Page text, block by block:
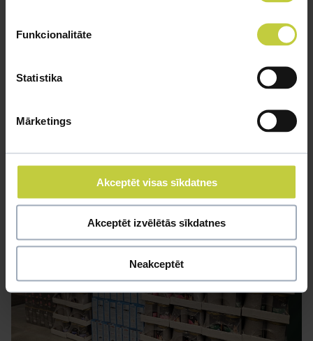
Funkcionalitāte
Statistika
Mārketings
Akceptēt visas sīkdatnes
Akceptēt izvēlētās sīkdatnes
Neakceptēt